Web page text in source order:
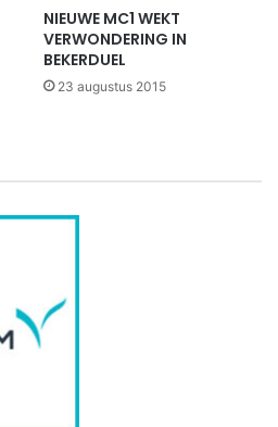
NIEUWE MC1 WEKT
VERWONDERING IN
BEKERDUEL
23 augustus 2015